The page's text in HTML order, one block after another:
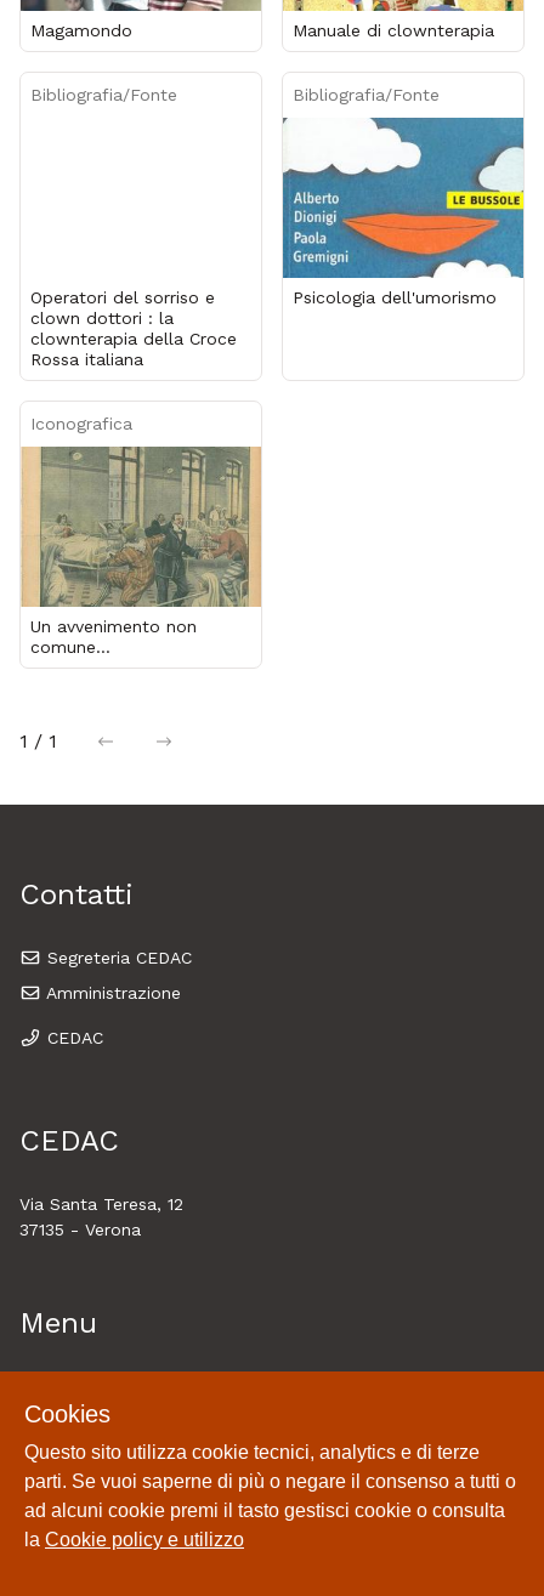
Magamondo Manuale di clownterapia
Bibliografia/Fonte
Operatori del sorriso e
clown dottori : la
clownterapia della Croce
Rossa italiana
Bibliografia/Fonte
Psicologia dell'umorismo
Iconografica
Un avvenimento non
comune...
1 / 1 precedentesuccessiva
Contatti
Segreteria CEDAC
Amministrazione
CEDAC
CEDAC
Via Santa Teresa, 12
37135 - Verona
Menu
Esplora
Historytelling
Cookie policy e utilizzo
Cookies
Questo sito utilizza cookie tecnici, analytics e di terze
parti. Se vuoi saperne di più o negare il consenso a tutti o
ad alcuni cookie premi il tasto gestisci cookie o consulta
la Cookie policy e utilizzo